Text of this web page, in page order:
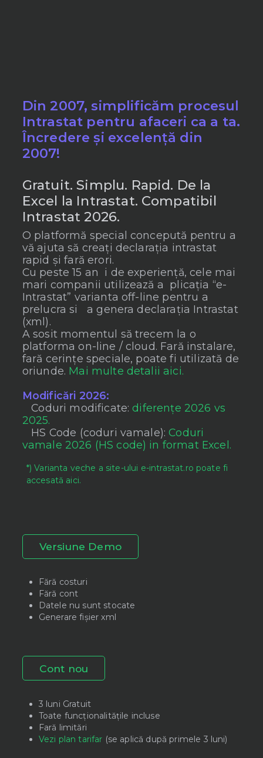
Din 2007, simplificăm procesul
Intrastat pentru afaceri ca a ta.
Încredere și excelență din
2007!
Gratuit. Simplu. Rapid. De la
Excel la Intrastat. Compatibil
Intrastat 2026.
O platformă special concepută pentru a
vă ajuta să creați declarația intrastat
rapid și fară erori.
Cu peste 15 an i de experiență, cele mai
mari companii utilizează a plicația “e-
Intrastat” varianta off-line pentru a
prelucra si a genera declarația Intrastat
(xml).
A sosit momentul să trecem la o
platforma on-line / cloud. Fară instalare,
fară cerințe speciale, poate fi utilizată de
oriunde. Mai multe detalii aici.
Modificări 2026:
Coduri modificate:diferențe 2026 vs
2025.
HS Code (coduri vamale):Coduri
vamale 2026 (HS code) in format Excel.
*) Varianta veche a site-ului e-intrastat.ro poate fi
accesată aici.
Versiune Demo
Fără costuri
Fără cont
Datele nu sunt stocate
Generare fișier xml
Cont nou
3 luni Gratuit
Toate funcționalitățile incluse
Fară limitări
Vezi plan tarifar (se aplică după primele 3 luni)